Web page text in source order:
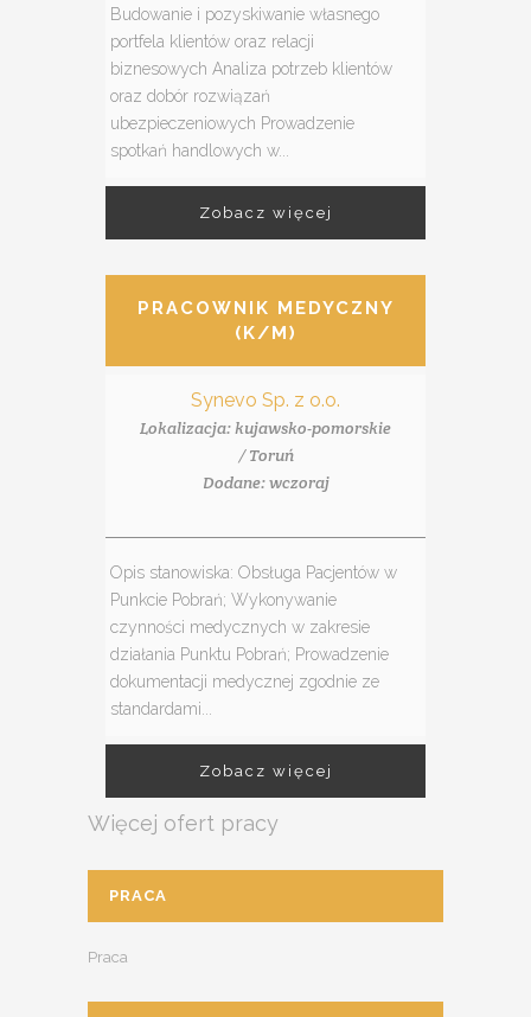
Budowanie i pozyskiwanie własnego
portfela klientów oraz relacji
biznesowych Analiza potrzeb klientów
oraz dobór rozwiązań
ubezpieczeniowych Prowadzenie
spotkań handlowych w...
Zobacz więcej
PRACOWNIK MEDYCZNY
(K/M)
Synevo Sp. z o.o.
Lokalizacja: kujawsko-pomorskie
/ Toruń
Dodane: wczoraj
Opis stanowiska: Obsługa Pacjentów w
Punkcie Pobrań; Wykonywanie
czynności medycznych w zakresie
działania Punktu Pobrań; Prowadzenie
dokumentacji medycznej zgodnie ze
standardami...
Zobacz więcej
Więcej ofert pracy
PRACA
Praca